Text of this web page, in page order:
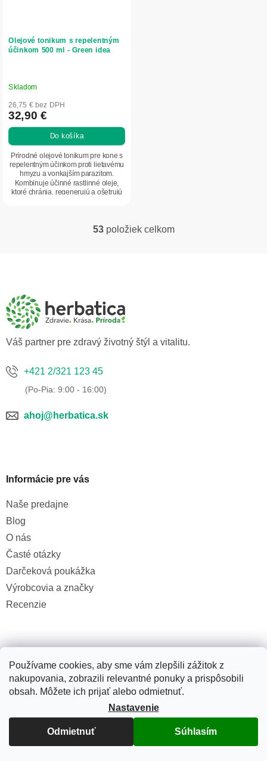
Používame cookies, aby sme vám zlepšili zážitok z
nakupovania, zobrazili relevantné ponuky a prispôsobili
obsah. Môžete ich prijať alebo odmietnuť.
Nastavenie
Odmietnuť Súhlasím
Olejové tonikum s repelentným
účinkom 500 ml - Green idea
Skladom
26,75 € bez DPH
32,90 €
Do košíka
Prírodné olejové tonikum pre kone s
repelentným účinkom proti lietavému
hmyzu a vonkajším parazitom.
Kombinuje účinné rastlinné oleje,
ktoré chránia, regenerujú a ošetrujú
O
p
r
53položiek celkom
Váš partner pre zdravý životný štýl a vitalitu.
+421 2/321 123 45
ahoj@herbatica.sk
Informácie pre vás
Naše predajne
Blog
O nás
Časté otázky
Darčeková poukážka
Výrobcovia a značky
Recenzie
Dôležité informácie
Detail objednávky
Reklamácia a vrátenie